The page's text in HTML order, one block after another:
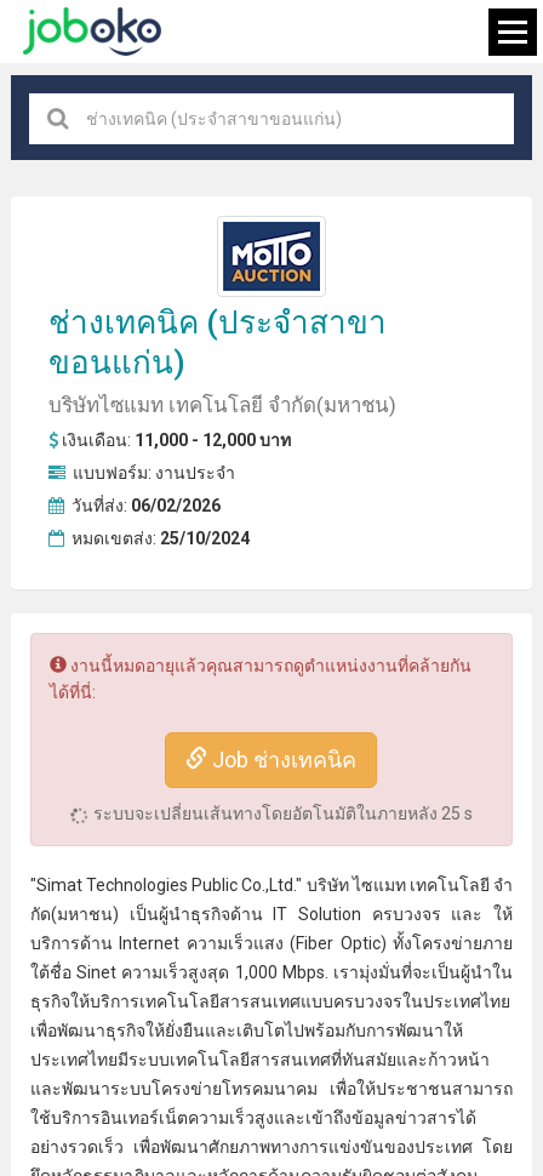
กำลังมองหางาน
ช่างเทคนิค (ประจําสาขา
ขอนแก่น)
บริษัทไซแมท เทคโนโลยี จํากัด(มหาชน)
เงินเดือน: 11,000 - 12,000 บาท
แบบฟอร์ม: งานประจำ
วันที่ส่ง: 06/02/2026
หมดเขตส่ง: 25/10/2024
งานนี้หมดอายุแล้วคุณสามารถดูตำแหน่งงานที่คล้ายกัน
ได้ที่นี่:
Job ช่างเทคนิค
ระบบจะเปลี่ยนเส้นทางโดยอัตโนมัติในภายหลัง 25 s
"Simat Technologies Public Co.,Ltd." บริษัท ไซแมท เทคโนโลยี จํา
กัด(มหาชน) เป็นผู้นําธุรกิจด้าน IT Solution ครบวงจร และ ให้
บริการด้าน Internet ความเร็วแสง (Fiber Optic) ทั้งโครงข่ายภาย
ใต้ชื่อ Sinet ความเร็วสูงสุด 1,000 Mbps. เรามุ่งมั่นที่จะเป็นผู้นําใน
ธุรกิจให้บริการเทคโนโลยีสารสนเทศแบบครบวงจรในประเทศไทย
เพื่อพัฒนาธุรกิจให้ยั่งยืนและเติบโตไปพร้อมกับการพัฒนาให้
ประเทศไทยมีระบบเทคโนโลยีสารสนเทศที่ทันสมัยและก้าวหน้า
และพัฒนาระบบโครงข่ายโทรคมนาคม เพื่อให้ประชาชนสามารถ
ใช้บริการอินเทอร์เน็ตความเร็วสูงและเข้าถึงข้อมูลข่าวสารได้
อย่างรวดเร็ว เพื่อพัฒนาศักยภาพทางการแข่งขันของประเทศ โดย